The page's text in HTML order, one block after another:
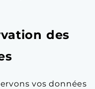
des
vos données